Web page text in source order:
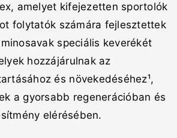
amelyet kifejezetten sportolók
folytatók számára fejlesztettek
speciális keverékét
hozzájárulnak az
és növekedéséhez¹,
a gyorsabb regenerációban és
elérésében.